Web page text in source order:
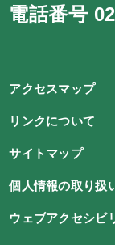
電話番号
アクセスマップ
リンクについて
サイトマップ
個人情報の取り扱
ウェブアクセシビ